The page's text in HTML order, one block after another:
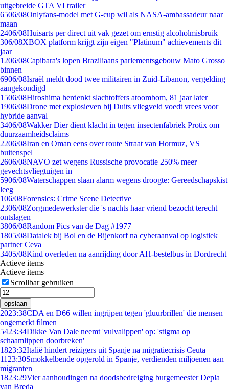
uitgebreide GTA VI trailer
6506/08Onlyfans-model met G-cup wil als NASA-ambassadeur naar
maan
2406/08Huisarts per direct uit vak gezet om ernstig alcoholmisbruik
306/08XBOX platform krijgt zijn eigen "Platinum" achievements dit
jaar
1206/08Capibara's lopen Braziliaans parlementsgebouw Mato Grosso
binnen
6906/08Israël meldt dood twee militairen in Zuid-Libanon, vergelding
aangekondigd
1506/08Hiroshima herdenkt slachtoffers atoombom, 81 jaar later
1906/08Drone met explosieven bij Duits vliegveld voedt vrees voor
hybride aanval
3406/08Wakker Dier dient klacht in tegen insectenfabriek Protix om
duurzaamheidsclaims
2206/08Iran en Oman eens over route Straat van Hormuz, VS
buitenspel
2606/08NAVO zet wegens Russische provocatie 250% meer
gevechtsvliegtuigen in
5906/08Waterschappen slaan alarm wegens droogte: Gereedschapskist
leeg
106/08Forensics: Crime Scene Detective
2306/08Zorgmedewerkster die 's nachts haar vriend bezocht terecht
ontslagen
3806/08Random Pics van de Dag #1977
1805/08Datalek bij Bol en de Bijenkorf na cyberaanval op logistiek
partner Ceva
3405/08Kind overleden na aanrijding door AH-bestelbus in Dordrecht
Actieve items
Actieve items
Scrollbar gebruiken
opslaan
2023:38CDA en D66 willen ingrijpen tegen 'gluurbrillen' die mensen
ongemerkt filmen
5423:34Dikke Van Dale neemt 'vulvalippen' op: 'stigma op
schaamlippen doorbreken'
1823:32Italië hindert reizigers uit Spanje na migratiecrisis Ceuta
11 23:30Smokkelbende opgerold in Spanje, verdienden miljoenen aan
migranten
1823:29Vier aanhoudingen na doodsbedreiging burgemeester Depla
van Breda